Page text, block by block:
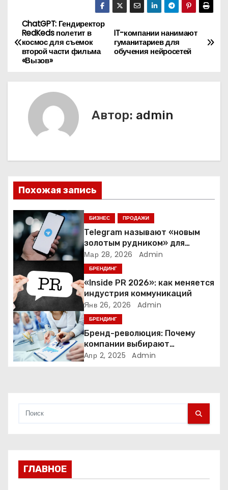
Н
а
ц
и
я
п
о
з
а
п
и
с
IT-компании нанимают
гуманитариев для
обучения нейросетей
ChatGPT: Гендиректор
RedKeds полетит в
космос для съемок
второй части фильма
«Вызов»
Автор: admin
Похожая запись
БИЗНЕС ПРОДАЖИ
Telegram называют «новым
золотым рудником» для
креаторов: как блогеры
создают онлайн-бизнес
Мар 28, 2026 Admin
БРЕНДИНГ
«Inside PR 2026»: как меняется
индустрия коммуникаций
Янв 26, 2026 Admin
БРЕНДИНГ
Бренд-революция: Почему
компании выбирают
адаптивные логотипы?
Апр 2, 2025 Admin
ГЛАВНОЕ